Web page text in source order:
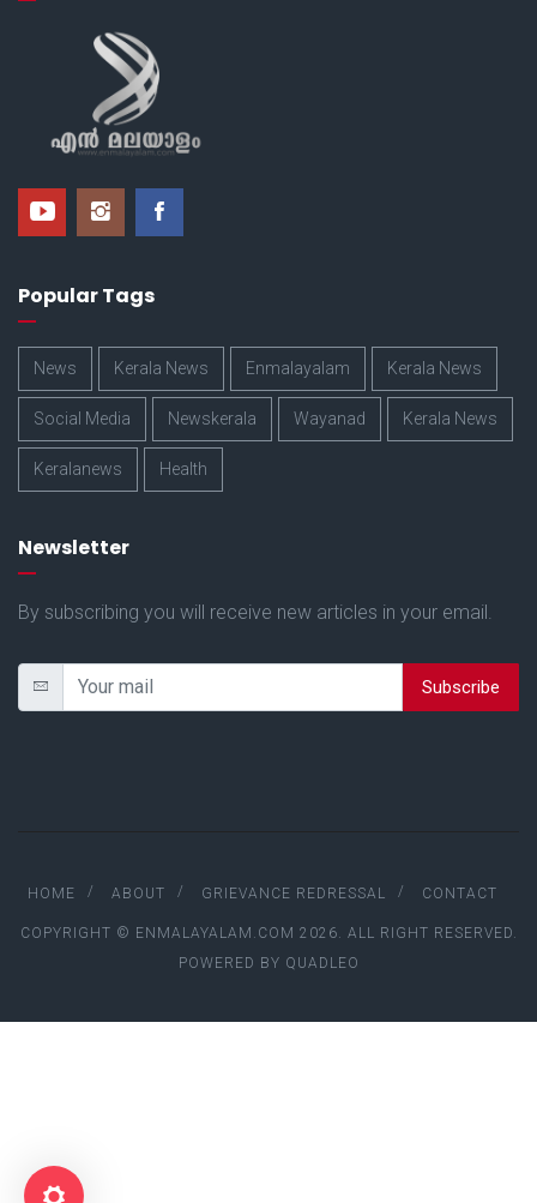
Popular Tags
News Kerala News Enmalayalam Kerala News
Social Media Newskerala Wayanad Kerala News
Keralanews Health
Newsletter
By subscribing you will receive new articles in your email.
Subscribe
HOME ABOUT GRIEVANCE REDRESSAL CONTACT
COPYRIGHT © ENMALAYALAM.COM 2026. ALL RIGHT RESERVED.
POWERED BY QUADLEO